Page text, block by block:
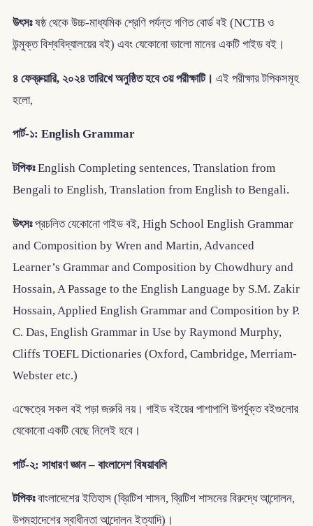
উৎসঃষষ্ঠ থেকে উচ্চ-মাধ্যমিক শ্রেণি পর্যন্ত গণিত বোর্ড বই (NCTB ও
উন্মুক্ত বিশ্ববিদ্যালয়ের বই) এবং যেকোনো ভালো মানের একটি গাইড বই।
৪ ফেব্রুয়ারি, ২০২৪ তারিখে অনুষ্ঠিত হবে ৩য় পরীক্ষাটি। এই পরীক্ষার টপিকসমূহ
হলো,
পার্ট-১: English Grammar
টপিকঃEnglish Completing sentences, Translation from
Bengali to English, Translation from English to Bengali.
উৎসঃপ্রচলিত যেকোনো গাইড বই, High School English Grammar
and Composition by Wren and Martin, Advanced
Learner’s Grammar and Composition by Chowdhury and
Hossain, A Passage to the English Language by S.M. Zakir
Hossain, Applied English Grammar and Composition by P.
C. Das, English Grammar in Use by Raymond Murphy,
Cliffs TOEFL Dictionaries (Oxford, Cambridge, Merriam-
Webster etc.)
এক্ষেত্রে সকল বই পড়া জরুরি নয়। গাইড বইয়ের পাশাপাশি উপর্যুক্ত বইগুলোর
যেকোনো একটি বেছে নিলেই হবে।
পার্ট-২: সাধারণ জ্ঞান – বাংলাদেশ বিষয়াবলি
টপিকঃবাংলাদেশের ইতিহাস (ব্রিটিশ শাসন, ব্রিটিশ শাসনের বিরুদ্ধে আন্দোলন,
উপমহাদেশের স্বাধীনতা আন্দোলন ইত্যাদি)।